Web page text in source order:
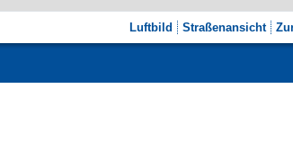
Luftbild Straßenansicht